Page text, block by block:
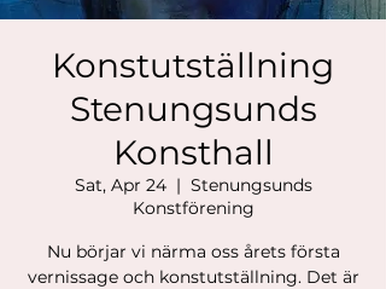
Konstutställning
Stenungsunds
Konsthall
Sat, Apr 24
  |
Stenungsunds
Konstförening
Nu börjar vi närma oss årets första
vernissage och konstutställning. Det är